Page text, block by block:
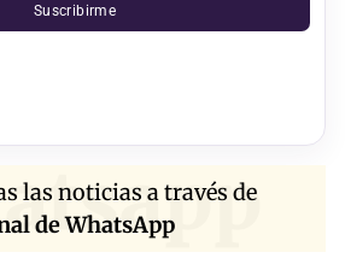
Suscribirme
las noticias a través de
de WhatsApp